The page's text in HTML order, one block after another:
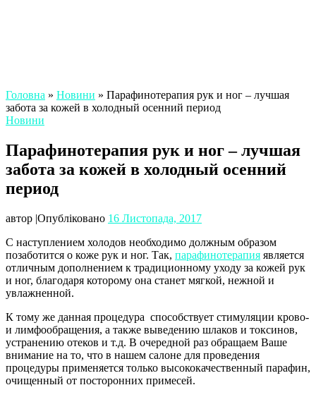
Головна » Новини » Парафинотерапия рук и ног – лучшая
забота за кожей в холодный осенний период
Новини
Парафинотерапия рук и ног – лучшая
забота за кожей в холодный осенний
период
автор |Опубліковано 16 Листопада, 2017
С наступлением холодов необходимо должным образом
позаботится о коже рук и ног. Так, парафинотерапия является
отличным дополнением к традиционному уходу за кожей рук
и ног, благодаря которому она станет мягкой, нежной и
увлажненной.
К тому же данная процедура способствует стимуляции крово-
и лимфообращения, а также выведению шлаков и токсинов,
устранению отеков и т.д. В очередной раз обращаем Ваше
внимание на то, что в нашем салоне для проведения
процедуры применяется только высококачественный парафин,
очищенный от посторонних примесей.